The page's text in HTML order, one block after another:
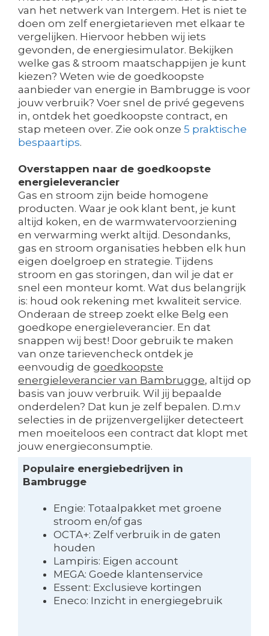
van het netwerk van Intergem. Het is niet te
doen om zelf energietarieven met elkaar te
vergelijken. Hiervoor hebben wij iets
gevonden, de energiesimulator. Bekijken
welke gas & stroom maatschappijen je kunt
kiezen? Weten wie de goedkoopste
aanbieder van energie in Bambrugge is voor
jouw verbruik? Voer snel de privé gegevens
in, ontdek het goedkoopste contract, en
stap meteen over. Zie ook onze 5 praktische
bespaartips.
Overstappen naar de goedkoopste
energieleverancier
Gas en stroom zijn beide homogene
producten. Waar je ook klant bent, je kunt
altijd koken, en de warmwatervoorziening
en verwarming werkt altijd. Desondanks,
gas en stroom organisaties hebben elk hun
eigen doelgroep en strategie. Tijdens
stroom en gas storingen, dan wil je dat er
snel een monteur komt. Wat dus belangrijk
is: houd ook rekening met kwaliteit service.
Onderaan de streep zoekt elke Belg een
goedkope energieleverancier. En dat
snappen wij best! Door gebruik te maken
van onze tarievencheck ontdek je
eenvoudig de goedkoopste
energieleverancier van Bambrugge, altijd op
basis van jouw verbruik. Wil jij bepaalde
onderdelen? Dat kun je zelf bepalen. D.m.v
selecties in de prijzenvergelijker detecteert
men moeiteloos een contract dat klopt met
jouw energieconsumptie.
Populaire energiebedrijven in
Bambrugge
Engie: Totaalpakket met groene
stroom en/of gas
OCTA+: Zelf verbruik in de gaten
houden
Lampiris: Eigen account
MEGA: Goede klantenservice
Essent: Exclusieve kortingen
Eneco: Inzicht in energiegebruik